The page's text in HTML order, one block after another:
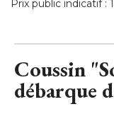
Prix public indicatif :
Coussin
débarque